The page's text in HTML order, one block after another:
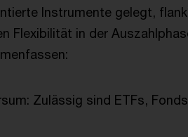
Instrumente gelegt,
Flexibilität in der
Zulässig sind ETFs,